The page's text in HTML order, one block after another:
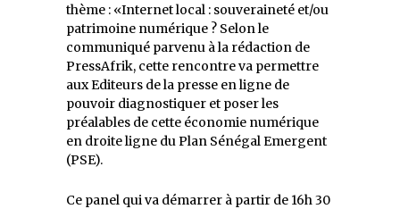
thème : «Internet local : souveraineté et/ou
patrimoine numérique ? Selon le
communiqué parvenu à la rédaction de
PressAfrik, cette rencontre va permettre
aux Editeurs de la presse en ligne de
pouvoir diagnostiquer et poser les
préalables de cette économie numérique
en droite ligne du Plan Sénégal Emergent
(PSE).
Ce panel qui va démarrer à partir de 16h 30